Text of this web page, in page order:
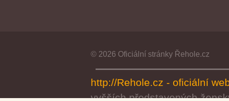
© 2026 Oficiální stránky Řehole.cz
http://Rehole.cz - oficiální
vyšších představených